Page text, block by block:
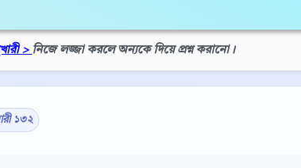
> নিজে লজ্জা করলে অন্যকে দিয়ে প্রশ্ন করানো।
১৩২